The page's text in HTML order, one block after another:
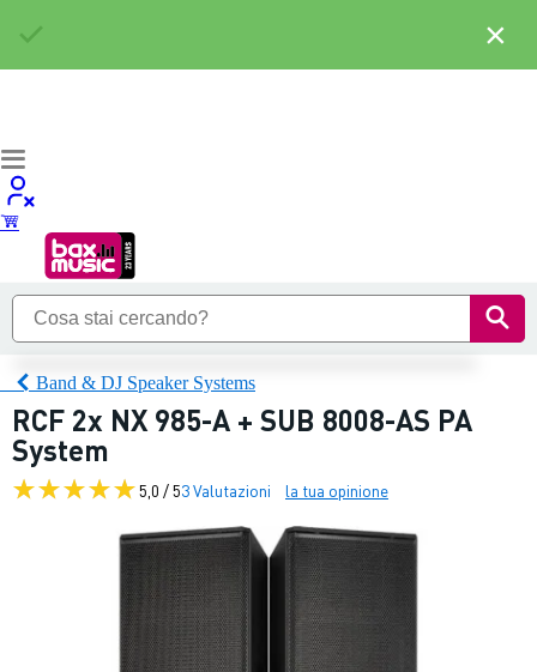
Band & DJ Speaker Systems
RCF 2x NX 985-A + SUB 8008-AS PA
System
5,0 / 53 Valutazioni la tua opinione
×